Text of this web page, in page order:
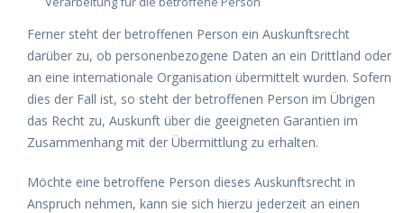
Ferner steht der betroffenen Person ein Auskunftsrecht
darüber zu, ob personenbezogene Daten an ein Drittland oder
an eine internationale Organisation übermittelt wurden. Sofern
dies der Fall ist, so steht der betroffenen Person im Übrigen
das Recht zu, Auskunft über die geeigneten Garantien im
Zusammenhang mit der Übermittlung zu erhalten.
Möchte eine betroffene Person dieses Auskunftsrecht in
Anspruch nehmen, kann sie sich hierzu jederzeit an einen